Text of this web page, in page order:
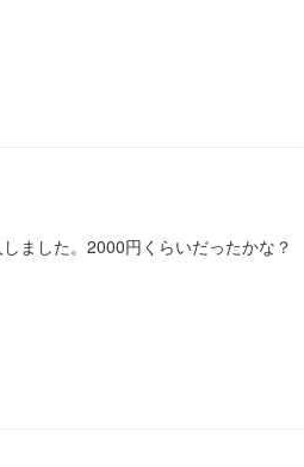
ました。2000円くらいだったかな？